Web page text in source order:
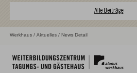
Alle Beiträge
Werkhaus / Aktuelles / News Detail